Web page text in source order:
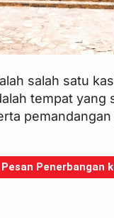
salah satu
tempat
Penerbangan